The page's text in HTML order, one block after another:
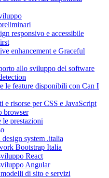
responsivo e accessibile
enhancement e Graceful
allo sviluppo del software
le feature disponibili con Can I
e risorse per CSS e JavaScript
browser
prestazioni
system .italia
Bootstrap Italia
React
Angular
di sito e servizi